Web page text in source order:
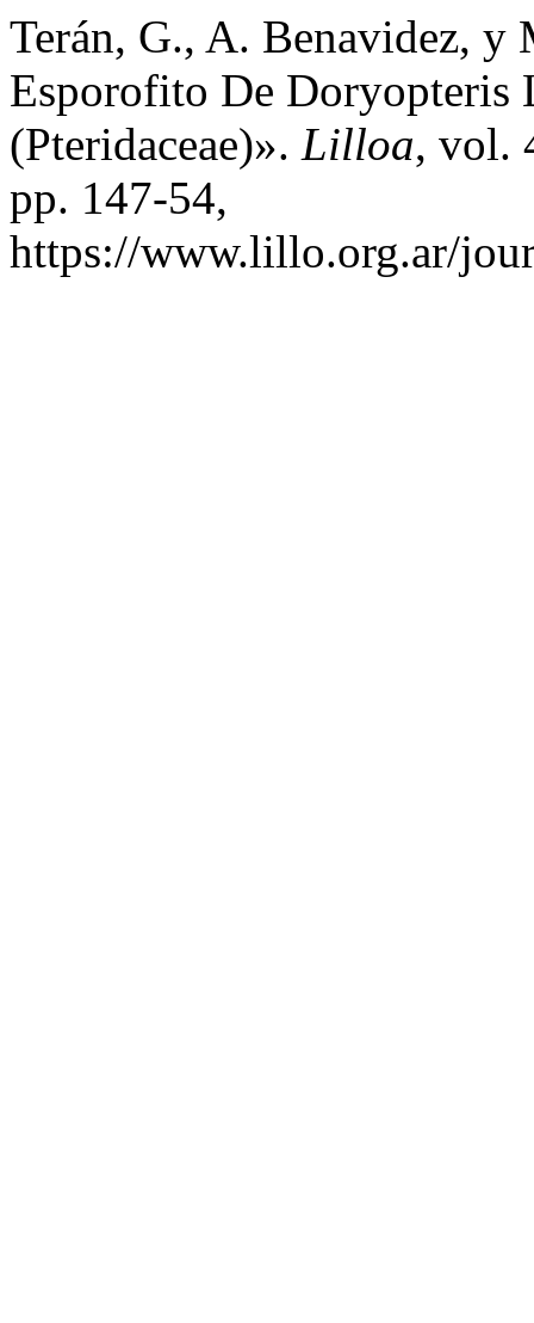
Terán, G., A. Benavidez, y
Esporofito De
(Pteridaceae)». Lilloa, vol.
pp. 147-54,
https://www.lillo.org.ar/